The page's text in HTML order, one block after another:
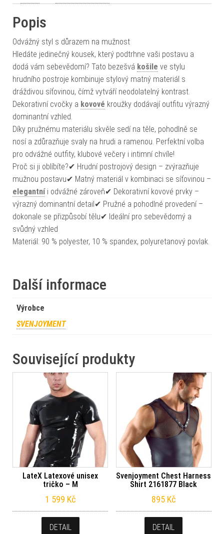
Popis
Odvážný styl s důrazem na mužnost
Hledáte jedinečný kousek, který podtrhne vaši postavu a
dodá vám sebevědomí? Tato bezešvá košile ve stylu
hrudního postroje kombinuje stylový matný materiál s
dráždivou síťovinou, čímž vytváří neodolatelný kontrast.
Dekorativní cvočky a kovové kroužky dodávají outfitu výrazný
dominantní vzhled.
Díky pružnému materiálu skvěle sedí na těle, pohodlně se
nosí a zdůrazňuje svaly na hrudi a ramenou. Perfektní volba
pro odvážné outfity, klubové večery i intimní chvíle!
Proč si ji oblíbíte?✔ Hrudní postrojový design – zvýrazňuje
mužnou postavu✔ Matný materiál v kombinaci se síťovinou –
elegantníi odvážné zároveň✔ Dekorativní kovové prvky –
výrazný dominantní detail✔ Pružné a pohodlné provedení –
dokonale se přizpůsobí tělu✔ Ideální pro sebevědomý a
svůdný vzhled
Materiál: 90 % polyester, 10 % spandex, polyuretanový povlak.
Další informace
Výrobce
SVENJOYMENT
Související produkty
LateX Latexové unisex
tričko – M
1 599 Kč
DETAIL
Svenjoyment Chest Harness
Shirt 2161877 Black
895 Kč
DETAIL